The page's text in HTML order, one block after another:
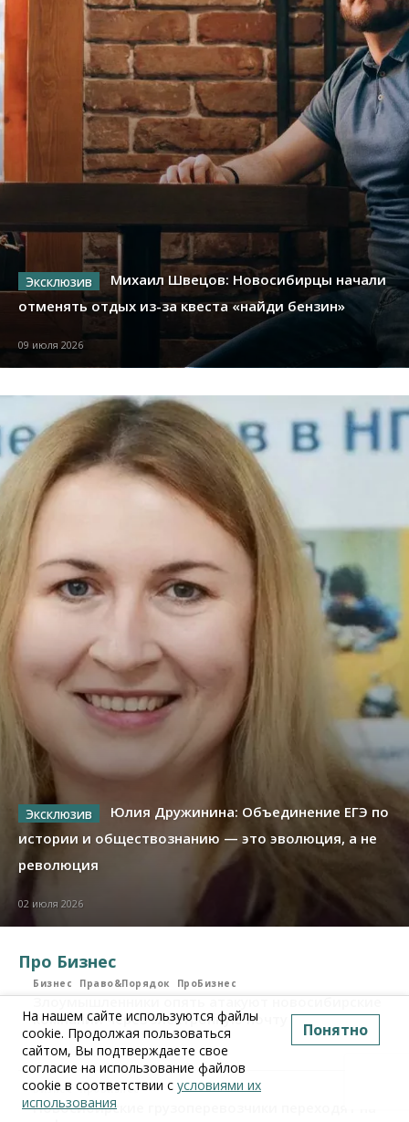
Михаил Швецов: Новосибирцы начали
отменять отдых из-за квеста «найди бензин»
09 июля 2026
Юлия Дружинина: Объединение ЕГЭ по
истории и обществознанию — это эволюция, а не
революция
02 июля 2026
Про Бизнес
Бизнес Право&Порядок ПроБизнес
Злоумышленники опять атакуют новосибирские
компании через электронную почту
06 августа 2026, 11:00
Бизнес ПроБизнес
Новосибирские грузоперевозчики переходят на
На нашем сайте используются файлы
cookie. Продолжая пользоваться
сайтом, Вы подтверждаете свое
согласие на использование файлов
cookie в соответствии с условиями их
использования
Понятно